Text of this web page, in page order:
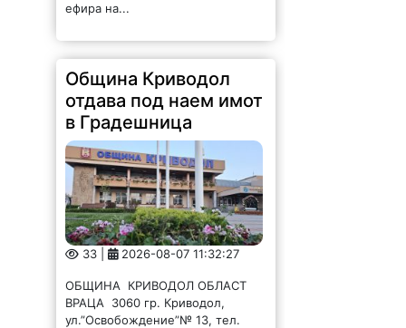
33 | 2026-08-07 11:32:27
ОБЩИНА КРИВОДОЛ ОБЛАСТ
ВРАЦА 3060 гр. Криводол,
ул.”Освобождение”№ 13, тел.
09117 / 20-45, e-mail:
krivodol@mbox.is-bg.net ОБЯВА
На основание чл. 8, ал. 4,